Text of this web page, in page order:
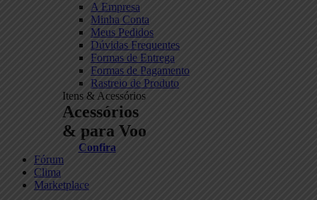
A Empresa
Minha Conta
Meus Pedidos
Dúvidas Frequentes
Formas de Entrega
Formas de Pagamento
Rastreio de Produto
Itens & Acessórios
Acessórios
& para Voo
Confira
Fórum
Clima
Marketplace